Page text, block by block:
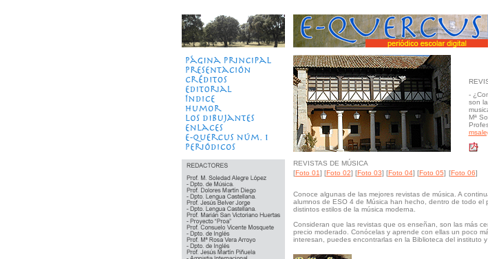
-
son
Mª
REVISTAS DE MÚSICA
[Foto 01] [Foto 02] [Foto 03] [Foto 04] [Foto 05] [Foto 06]
Conoce algunas de las mejores revistas de música. A
alumnos de ESO 4 de Música han hecho, dentro de todo el
distintos estilos de la música moderna.
Consideran que las revistas que os enseñan, son las más
precio moderado. Conócelas y aprende con ellas un poco
interesan, puedes encontrarlas en la Biblioteca del instituto y